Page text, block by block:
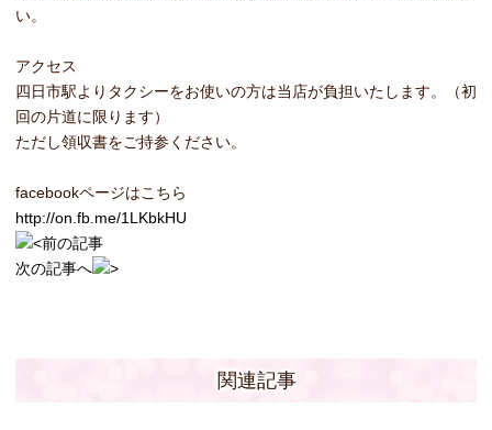
い。
アクセス
四日市駅よりタクシーをお使いの方は当店が負担いたします。（初
回の片道に限ります）
ただし領収書をご持参ください。
facebookページはこちら
http://on.fb.me/1LKbkHU
前の記事
次の記事へ
関連記事